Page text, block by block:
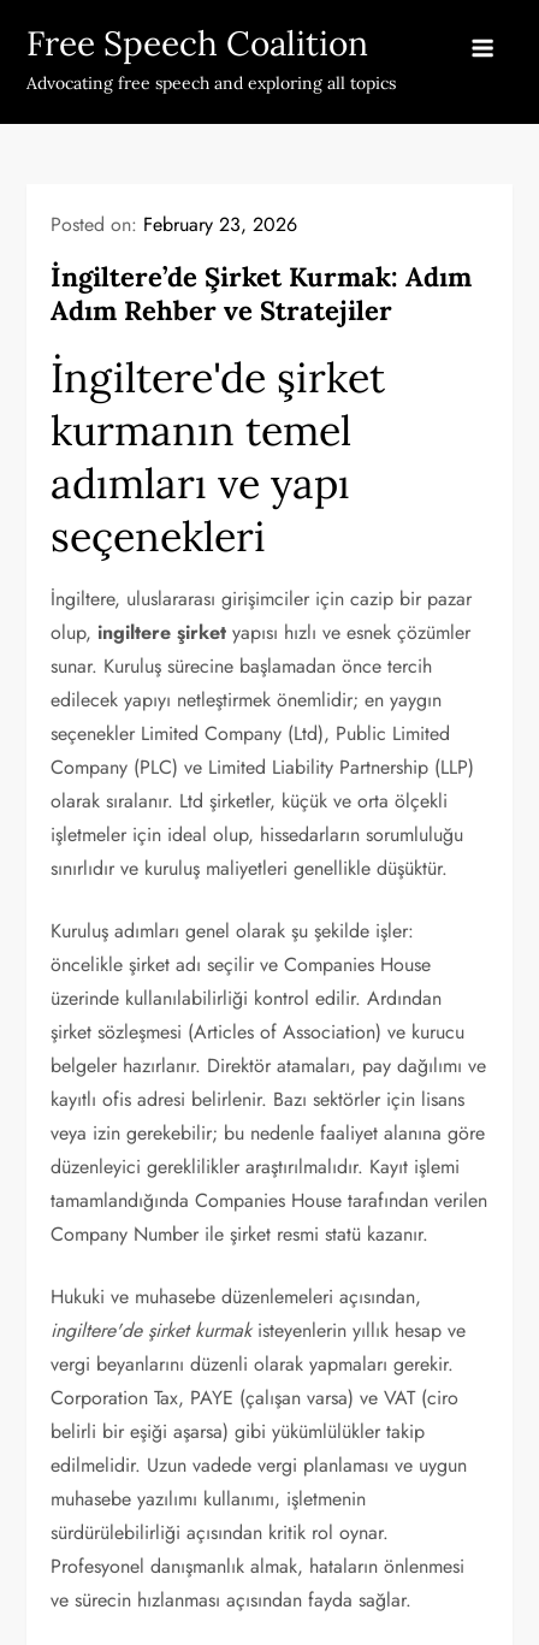
content
Free Speech Coalition
Advocating free speech and exploring all topics
Posted on: February 23, 2026
İngiltere’de Şirket Kurmak: Adım
Adım Rehber ve Stratejiler
İngiltere'de şirket
kurmanın temel
adımları ve yapı
seçenekleri
İngiltere, uluslararası girişimciler için cazip bir pazar
olup, ingiltere şirket yapısı hızlı ve esnek çözümler
sunar. Kuruluş sürecine başlamadan önce tercih
edilecek yapıyı netleştirmek önemlidir; en yaygın
seçenekler Limited Company (Ltd), Public Limited
Company (PLC) ve Limited Liability Partnership (LLP)
olarak sıralanır. Ltd şirketler, küçük ve orta ölçekli
işletmeler için ideal olup, hissedarların sorumluluğu
sınırlıdır ve kuruluş maliyetleri genellikle düşüktür.
Kuruluş adımları genel olarak şu şekilde işler:
öncelikle şirket adı seçilir ve Companies House
üzerinde kullanılabilirliği kontrol edilir. Ardından
şirket sözleşmesi (Articles of Association) ve kurucu
belgeler hazırlanır. Direktör atamaları, pay dağılımı ve
kayıtlı ofis adresi belirlenir. Bazı sektörler için lisans
veya izin gerekebilir; bu nedenle faaliyet alanına göre
düzenleyici gereklilikler araştırılmalıdır. Kayıt işlemi
tamamlandığında Companies House tarafından verilen
Company Number ile şirket resmi statü kazanır.
Hukuki ve muhasebe düzenlemeleri açısından,
ingiltere'de şirket kurmakisteyenlerin yıllık hesap ve
vergi beyanlarını düzenli olarak yapmaları gerekir.
Corporation Tax, PAYE (çalışan varsa) ve VAT (ciro
belirli bir eşiği aşarsa) gibi yükümlülükler takip
edilmelidir. Uzun vadede vergi planlaması ve uygun
muhasebe yazılımı kullanımı, işletmenin
sürdürülebilirliği açısından kritik rol oynar.
Profesyonel danışmanlık almak, hataların önlenmesi
ve sürecin hızlanması açısından fayda sağlar.